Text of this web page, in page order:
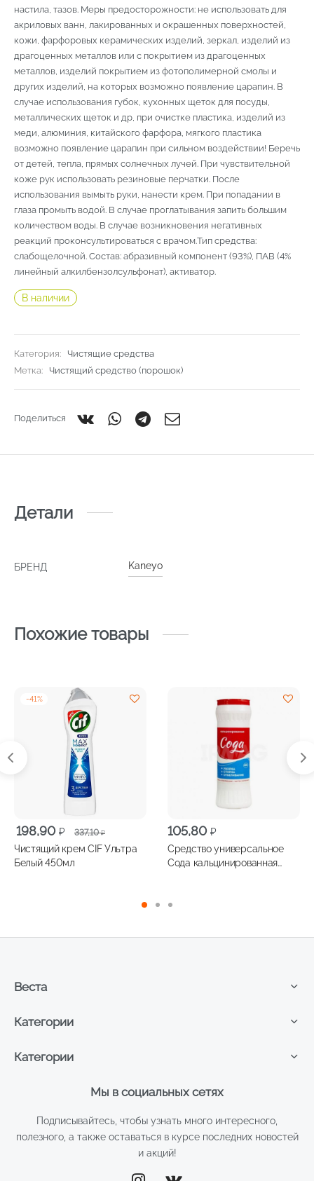
настила, тазов. Меры предосторожности: не использовать для
акриловых ванн, лакированных и окрашенных поверхностей,
кожи, фарфоровых керамических изделий, зеркал, изделий из
драгоценных металлов или с покрытием из драгоценных
металлов, изделий покрытием из фотополимерной смолы и
других изделий, на которых возможно появление царапин. В
случае использования губок, кухонных щеток для посуды,
металлических щеток и др, при очистке пластика, изделий из
меди, алюминия, китайского фарфора, мягкого пластика
возможно появление царапин при сильном воздействии! Беречь
от детей, тепла, прямых солнечных лучей. При чувствительной
коже рук использовать резиновые перчатки. После
использования вымыть руки, нанести крем. При попадании в
глаза промыть водой. В случае проглатывания запить большим
количеством воды. В случае возникновения негативных
реакций проконсультироваться с врачом.Тип средства:
слабощелочной. Состав: абразивный компонент (93%), ПАВ (4%
линейный алкилбензолсульфонат), активатор.
В наличии
Категория:
Чистящие средства
Метка:
Чистящий средство (порошок)
Поделиться
Детали
БРЕНД Kaneyo
Похожие товары
-41%
337,10₽
Первоначальная
цена
составляла
198,90 ₽
Текущая
цена:
198,90 ₽.
Чистящий крем CIF Ультра
Белый 450мл
105,80 ₽
Средство универсальное
Сода кальцинированная
Мы в социальных сетях
Подписывайтесь, чтобы узнать много интересного,
полезного, а также оставаться в курсе последних новостей
и акций!
Категории
Категории
Веста